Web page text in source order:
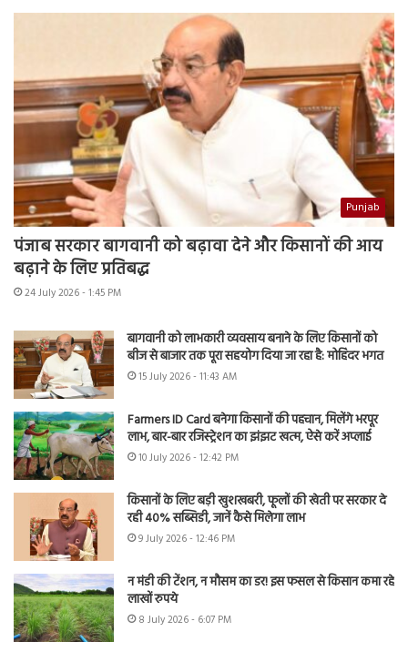
Punjab
पंजाब सरकार बागवानी को बढ़ावा देने और किसानों की आय
बढ़ाने के लिए प्रतिबद्ध
24 July 2026 - 1:45 PM
बागवानी को लाभकारी व्यवसाय बनाने के लिए किसानों को
बीज से बाजार तक पूरा सहयोग दिया जा रहा है: मोहिंदर भगत
15 July 2026 - 11:43 AM
Farmers ID Card बनेगा किसानों की पहचान, मिलेंगे भरपूर
लाभ, बार-बार रजिस्ट्रेशन का झंझट खत्म, ऐसे करें अप्लाई
10 July 2026 - 12:42 PM
किसानों के लिए बड़ी खुशखबरी, फूलों की खेती पर सरकार दे
रही 40% सब्सिडी, जानें कैसे मिलेगा लाभ
9 July 2026 - 12:46 PM
न मंडी की टेंशन, न मौसम का डर! इस फसल से किसान कमा रहे
लाखों रुपये
8 July 2026 - 6:07 PM